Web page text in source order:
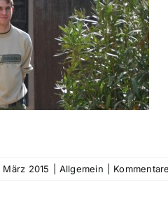
März 2015 Allgemein